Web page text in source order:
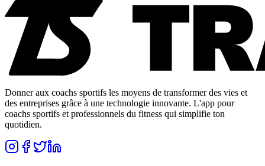
Donner aux coachs sportifs les moyens de transformer des vies et
des entreprises grâce à une technologie innovante. L'app pour
coachs sportifs et professionnels du fitness qui simplifie ton
quotidien.